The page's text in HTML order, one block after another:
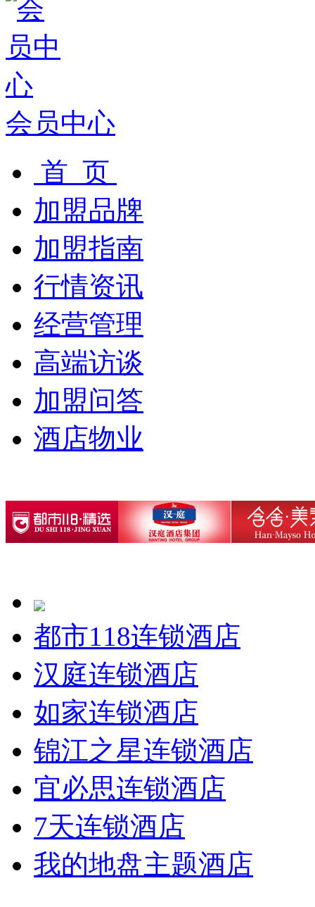
会员中心
首 页
加盟品牌
加盟指南
行情资讯
经营管理
高端访谈
加盟问答
酒店物业
都市118连锁酒店
汉庭连锁酒店
如家连锁酒店
锦江之星连锁酒店
宜必思连锁酒店
7天连锁酒店
我的地盘主题酒店